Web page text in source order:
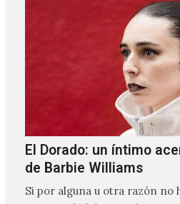
El Dorado: un íntimo
de Barbie Williams
Si por alguna u otra razón no